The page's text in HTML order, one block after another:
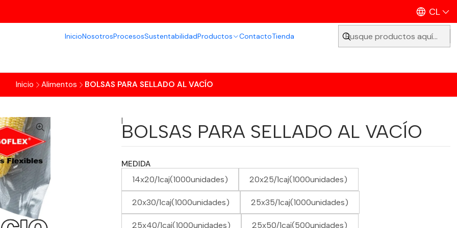
InicioNosotrosProcesosSustentabilidadProductos ContactoTienda
CL
Inicio Alimentos BOLSAS PARA SELLADO AL VACÍO
|BOLSAS PARA SELLADO AL VACÍO
MEDIDA
14x20/1caj(1000unidades) 20x25/1caj(1000unidades)
20x30/1caj(1000unidades) 25x35/1caj(1000unidades)
25x40/1caj(1000unidades) 25x50/1caj(500unidades)